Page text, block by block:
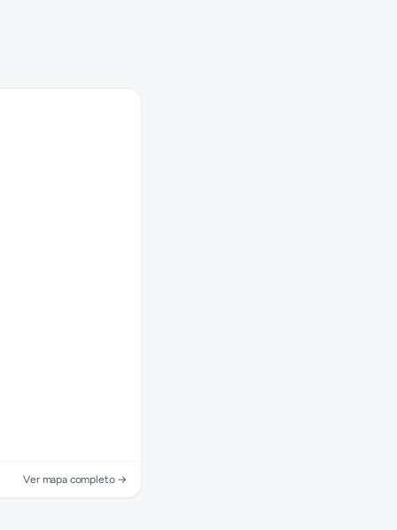
Ver mapa completo →